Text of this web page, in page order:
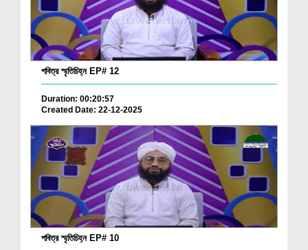
পবিত্র স্মৃতিচিহ্ন EP# 12
Duration: 00:20:57
Created Date: 22-12-2025
পবিত্র স্মৃতিচিহ্ন EP# 10